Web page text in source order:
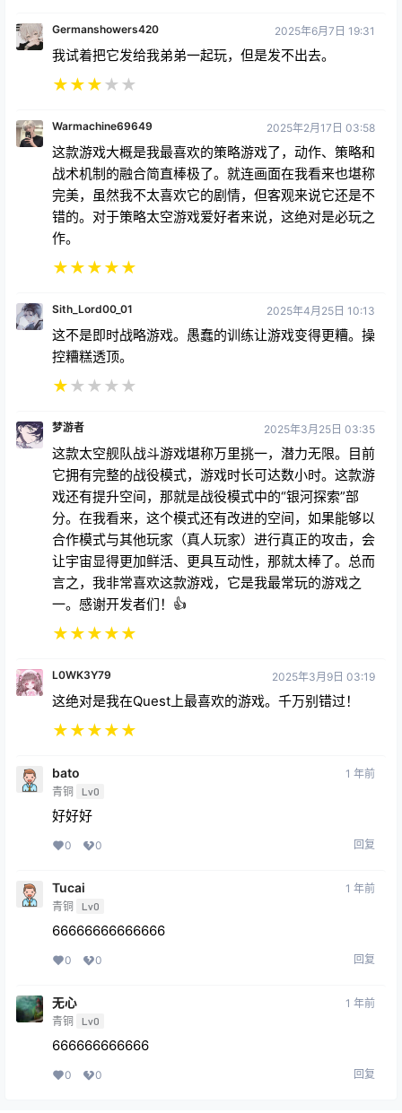
Germanshowers420 2025年6月7日 19:31
我试着把它发给我弟弟一起玩，但是发不出去。
★★★★ ★
Warmachine69649 2025年2月17日 03:58
这款游戏大概是我最喜欢的策略游戏了，动作、策略和
战术机制的融合简直棒极了。就连画面在我看来也堪称
完美，虽然我不太喜欢它的剧情，但客观来说它还是不
错的。对于策略太空游戏爱好者来说，这绝对是必玩之
作。
★★★★★
Sith_Lord00_01 2025年4月25日 10:13
这不是即时战略游戏。愚蠢的训练让游戏变得更糟。操
控糟糕透顶。
★★ ★ ★ ★
梦游者 2025年3月25日 03:35
这款太空舰队战斗游戏堪称万里挑一，潜力无限。目前
它拥有完整的战役模式，游戏时长可达数小时。这款游
戏还有提升空间，那就是战役模式中的“银河探索”部
分。在我看来，这个模式还有改进的空间，如果能够以
合作模式与其他玩家（真人玩家）进行真正的攻击，会
让宇宙显得更加鲜活、更具互动性，那就太棒了。总而
言之，我非常喜欢这款游戏，它是我最常玩的游戏之
一。感谢开发者们！👍
★★★★★
L0WK3Y79 2025年3月9日 03:19
这绝对是我在Quest上最喜欢的游戏。千万别错过！
★★★★★
bato
青铜 Lv0
1 年前
好好好
0 0 回复
Tucai
青铜 Lv0
1 年前
66666666666666
0 0 回复
无心
青铜 Lv0
1 年前
666666666666
0 0 回复